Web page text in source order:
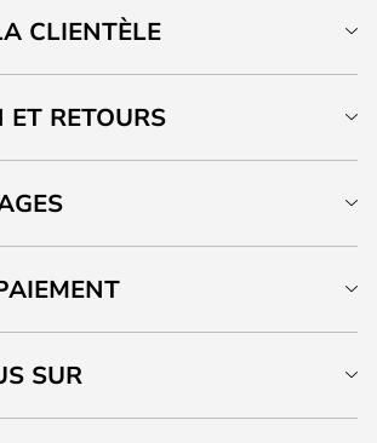
CLIENTÈLE
RETOURS
SUR